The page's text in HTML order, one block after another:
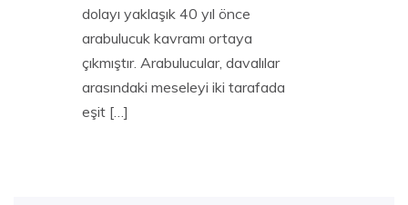
dolayı yaklaşık 40 yıl önce
arabulucuk kavramı ortaya
çıkmıştır. Arabulucular, davalılar
arasındaki meseleyi iki tarafada
eşit […]